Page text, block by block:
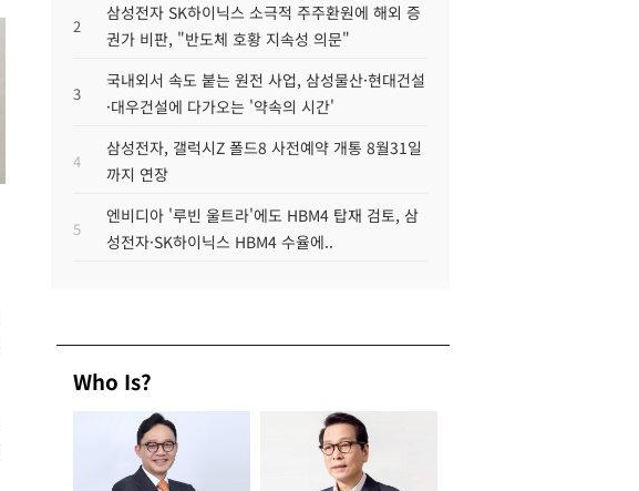
2
삼성전자 SK하이닉스 소극적 주주환원에 해외 증
권가 비판, "반도체 호황 지속성 의문"
3
국내외서 속도 붙는 원전 사업, 삼성물산·현대건설
·대우건설에 다가오는 '약속의 시간'
4
삼성전자, 갤럭시Z 폴드8 사전예약 개통 8월31일
까지 연장
5
엔비디아 '루빈 울트라'에도 HBM4 탑재 검토, 삼
성전자·SK하이닉스 HBM4 수율에..
Who Is?